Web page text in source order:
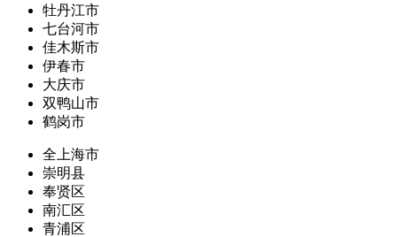
牡丹江市
七台河市
佳木斯市
伊春市
大庆市
双鸭山市
鹤岗市
全上海市
崇明县
奉贤区
南汇区
青浦区